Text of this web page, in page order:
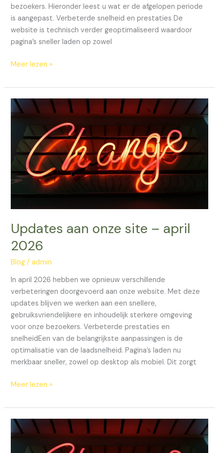
bezoekers. Hieronder leest u wat er de afgelopen periode
is aangepast. Verbeterde snelheid en prestaties De
website is technisch verder geoptimaliseerd waardoor
pagina’s sneller laden op zowel
Meer lezen »
Updates aan onze site – april
2026
Blog /admin
In april 2026 hebben we opnieuw verschillende
verbeteringen doorgevoerd aan onze website. Met deze
updates blijven we werken aan een snellere,
gebruiksvriendelijkere en inhoudelijk sterkere omgeving
voor onze bezoekers. Verbeterde prestaties en
snelheidEen van de belangrijkste aanpassingen is de
optimalisatie van de laadsnelheid. Pagina’s laden nu
merkbaar sneller, zowel op desktop als mobiel. Dit zorgt
Updates
aan
onze
site
april
2026
Meer lezen »
Nieuws
over
onze